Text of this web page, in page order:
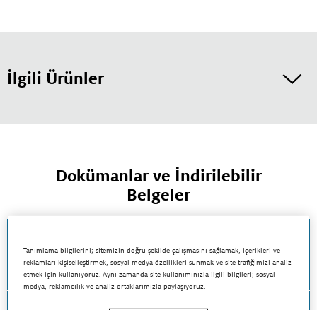
İlgili Ürünler
Dokümanlar ve İndirilebilir
Belgeler
LOCTITE® 222
Tanımlama bilgilerini; sitemizin doğru şekilde çalışmasını sağlamak, içerikleri ve
reklamları kişiselleştirmek, sosyal medya özellikleri sunmak ve site trafiğimizi analiz
etmek için kullanıyoruz. Aynı zamanda site kullanımınızla ilgili bilgileri; sosyal
medya, reklamcılık ve analiz ortaklarımızla paylaşıyoruz.